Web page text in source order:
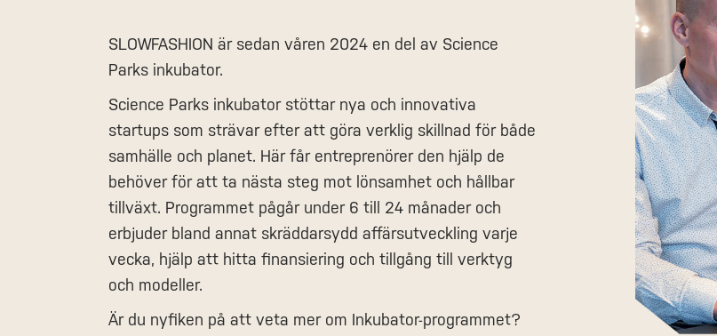
SLOWFASHION är sedan våren 2024 en del av Science
Parks inkubator.
Science Parks inkubator stöttar nya och innovativa
startups som strävar efter att göra verklig skillnad för både
samhälle och planet. Här får entreprenörer den hjälp de
behöver för att ta nästa steg mot lönsamhet och hållbar
tillväxt. Programmet pågår under 6 till 24 månader och
erbjuder bland annat skräddarsydd affärsutveckling varje
vecka, hjälp att hitta finansiering och tillgång till verktyg
och modeller.
Är du nyfiken på att veta mer om Inkubator-programmet?